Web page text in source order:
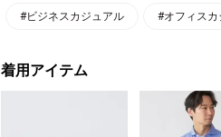
#ビジネスカジュアル #オフィスカ
着用アイテム